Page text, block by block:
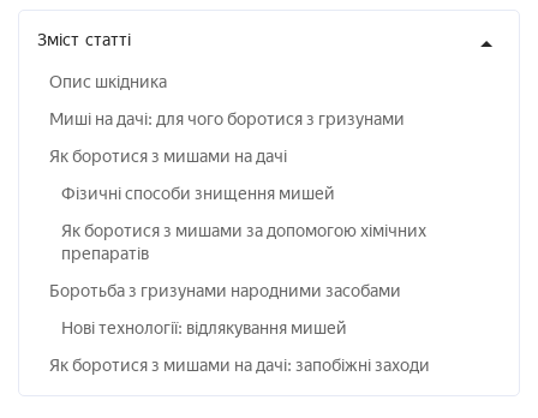
Зміст статті
Опис шкідника
Миші на дачі: для чого боротися з гризунами
Як боротися з мишами на дачі
Фізичні способи знищення мишей
Як боротися з мишами за допомогою хімічних
препаратів
Боротьба з гризунами народними засобами
Нові технології: відлякування мишей
Як боротися з мишами на дачі: запобіжні заходи